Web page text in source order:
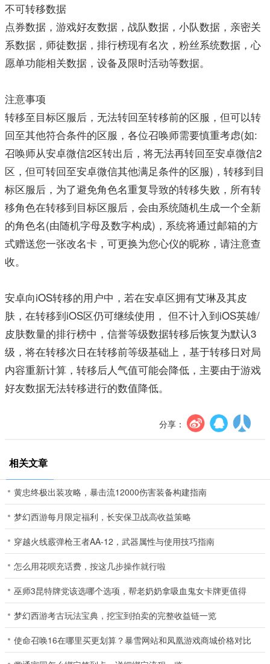
不可转移数据
点券数据，游戏好友数据，战队数据，小队数据，亲密关
系数据，师徒数据，排行榜现有名次，粉丝系统数据，心
愿单功能相关数据，设备及限时活动等数据。
注意事项
转移至目标区服后，无法转回至转移前的区服，但可以转
回至其他符合条件的区服，各位召唤师需要慎重考虑(如:
召唤师从安卓微信2区转出后，将无法再转回至安卓微信2
区，但可转回至安卓微信其他满足条件的区服)，转移到目
标区服后，为了避免角色名重复导致的转移失败，所有转
移角色在转移到目标区服后，会由系统随机生成一个全新
的角色名(由随机字母及数字构成)，系统将通过邮箱的方
式赠送您一张改名卡，可更换为您心仪的昵称，请注意查
收。
安卓向iOS转移的用户中，若在安卓区拥有艾琳及其皮
肤，在转移到iOS区仍可继续使用， 但不计入到iOS英雄/
皮肤数量的排行榜中，信誉等级数据转移后恢复为默认3
级，将在转移次日在转移前等级基础上，基于转移日对局
内容重新计算，转移后人气值可能会降低，主要由于游戏
好友数据无法转移进行的数值降低。
分享：
相关文章
黄忠终极出装攻略，暴击流12000伤害装备构建指南
梦幻西游每月限定福利，长安保卫战高收益策略
穿越火线霰弹枪王者AA-12，武器属性与使用技巧指南
怎么用花呗充话费，按这几步操作就行啦
巫师3昆特牌党该选哪个选项，帮老奶奶拿吸血鬼女卡牌更值得
梦幻西游考古玩法宝典，挖宝到拍卖的完整收益链一览
使命召唤16在哪里买更划算？暴雪网站和凤凰游戏商城价格对比